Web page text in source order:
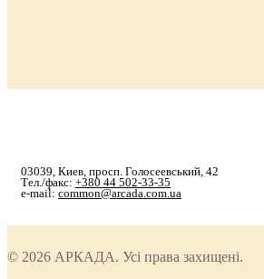
03039, Киев, просп. Голосеевський, 42
Тел./факс: +380 44 502-33-35
e-mail: common@arcada.com.ua
© 2026 АРКАДА. Усі права захищені.